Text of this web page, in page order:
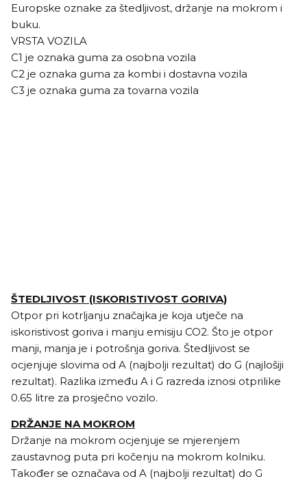
Europske oznake za štedljivost, držanje na mokrom i
buku.
VRSTA VOZILA
C1 je oznaka guma za osobna vozila
C2 je oznaka guma za kombi i dostavna vozila
C3 je oznaka guma za tovarna vozila
ŠTEDLJIVOST (ISKORISTIVOST GORIVA)
Otpor pri kotrljanju značajka je koja utječe na
iskoristivost goriva i manju emisiju CO2. Što je otpor
manji, manja je i potrošnja goriva. Štedljivost se
ocjenjuje slovima od A (najbolji rezultat) do G (najlošiji
rezultat). Razlika između A i G razreda iznosi otprilike
0.65 litre za prosječno vozilo.
DRŽANJE NA MOKROM
Držanje na mokrom ocjenjuje se mjerenjem
zaustavnog puta pri kočenju na mokrom kolniku.
Također se označava od A (najbolji rezultat) do G